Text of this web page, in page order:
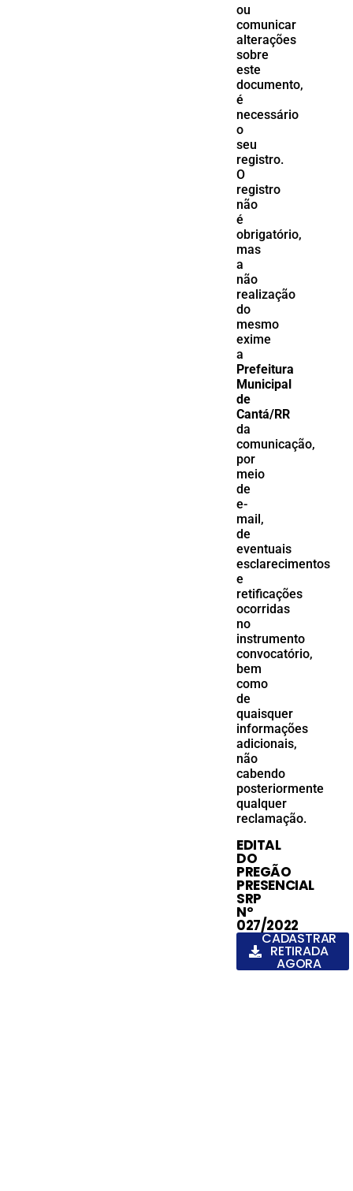
ou
comunicar
alterações
sobre
este
documento,
é
necessário
o
seu
registro.
O
registro
não
é
obrigatório,
mas
a
não
realização
do
mesmo
exime
a
Prefeitura
Municipal
de
Cantá/RR
da
comunicação,
por
meio
de
e-
mail,
de
eventuais
esclarecimentos
e
retificações
ocorridas
no
instrumento
convocatório,
bem
como
de
quaisquer
informações
adicionais,
não
cabendo
posteriormente
qualquer
reclamação.
EDITAL
DO
PREGÃO
PRESENCIAL
SRP
Nº
027/2022
CADASTRAR
RETIRADA
AGORA